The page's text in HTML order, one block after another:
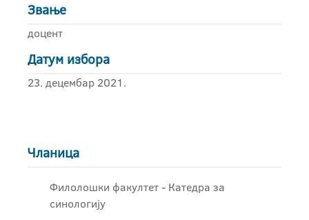
Звање
доцент
Датум избора
23. децембар 2021.
Чланица
Филолошки факултет - Катедра за
синологију